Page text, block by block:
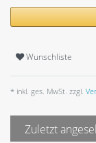
Wunschliste
* inkl. ges. MwSt. zzgl.
Zuletzt